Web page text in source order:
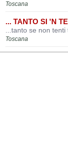
Toscana
... TANTO SI 'N
...tanto se non
Toscana